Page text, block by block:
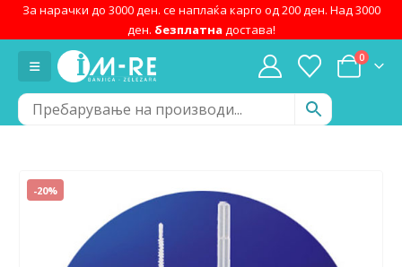
За нарачки до 3000 ден. се наплаќа карго од 200 ден. Над 3000
ден. безплатна достава!
0
-20%